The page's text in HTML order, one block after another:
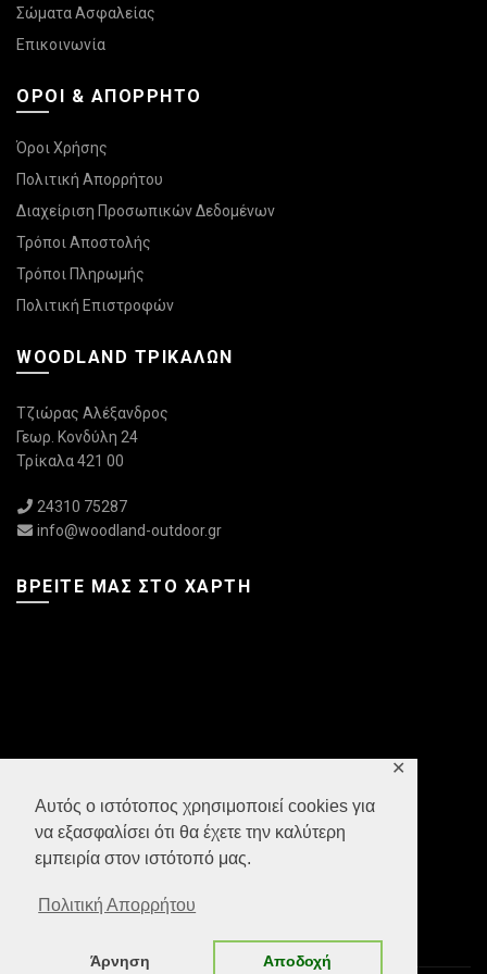
Αυτός ο ιστότοπος χρησιμοποιεί cookies για
να εξασφαλίσει ότι θα έχετε την καλύτερη
εμπειρία στον ιστότοπό μας.
Πολιτική Απορρήτου
Άρνηση Αποδοχή
✕
Σώματα Ασφαλείας
Επικοινωνία
ΌΡΟΙ & ΑΠΌΡΡΗΤΟ
Όροι Χρήσης
Πολιτική Απορρήτου
Διαχείριση Προσωπικών Δεδομένων
Τρόποι Αποστολής
Τρόποι Πληρωμής
Πολιτική Επιστροφών
WOODLAND ΤΡΙΚΆΛΩΝ
Τζιώρας Αλέξανδρος
Γεωρ. Κονδύλη 24
Τρίκαλα 421 00
24310 75287
info@woodland-outdoor.gr
ΒΡΕΊΤΕ ΜΑΣ ΣΤΟ ΧΆΡΤΗ